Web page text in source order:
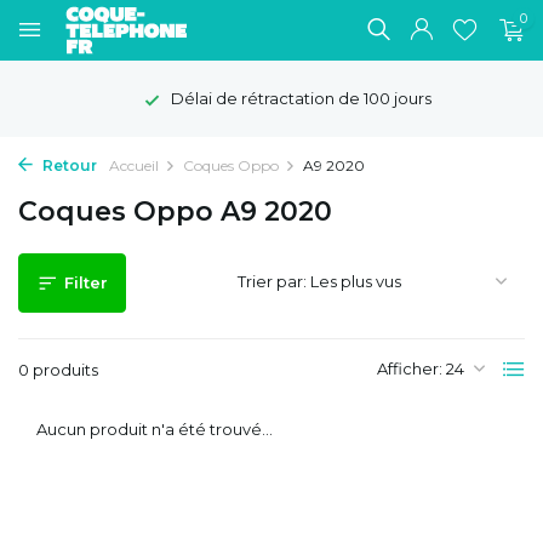
0
Délai de rétractation de 100 jours
Retour Accueil Coques Oppo A9 2020
Coques Oppo A9 2020
Filter
0 produits Afficher:
Trier par:
Aucun produit n'a été trouvé...